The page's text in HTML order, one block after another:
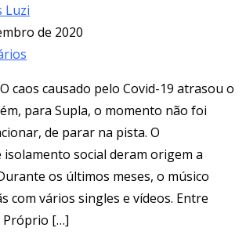
Luzi
de 2020
caos causado pelo Covid-19 atrasou o
para Supla, o momento não foi
de parar na pista. O
social deram origem a
os últimos meses, o músico
com vários singles e vídeos. Entre
Próprio […]